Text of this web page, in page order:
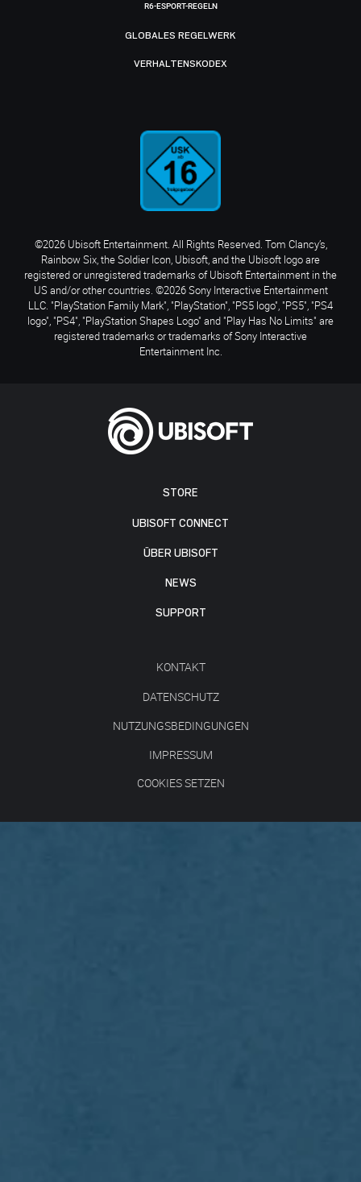
STORE
UBISOFT CONNECT
ÜBER UBISOFT
NEWS
SUPPORT
KONTAKT
DATENSCHUTZ
NUTZUNGSBEDINGUNGEN
IMPRESSUM
COOKIES SETZEN
R6-ESPORT-REGELN
GLOBALES REGELWERK
VERHALTENSKODEX
©2026 Ubisoft Entertainment. All Rights Reserved. Tom Clancy’s,
Rainbow Six, the Soldier Icon, Ubisoft, and the Ubisoft logo are
registered or unregistered trademarks of Ubisoft Entertainment in the
US and/or other countries. ©2026 Sony Interactive Entertainment
LLC. "PlayStation Family Mark", "PlayStation", "PS5 logo", "PS5", "PS4
logo", "PS4", "PlayStation Shapes Logo" and "Play Has No Limits" are
registered trademarks or trademarks of Sony Interactive
Entertainment Inc.